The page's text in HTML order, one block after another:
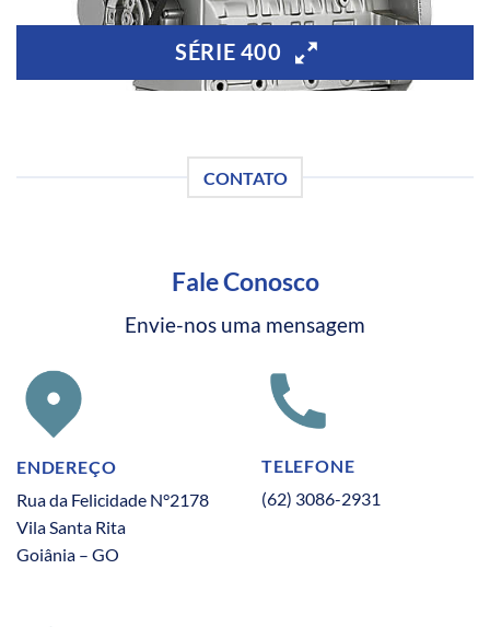
SÉRIE 400
CONTATO
Fale Conosco
Envie-nos uma mensagem
ENDEREÇO
Rua da Felicidade N°2178
Vila Santa Rita
Goiânia – GO
TELEFONE
(62) 3086-2931